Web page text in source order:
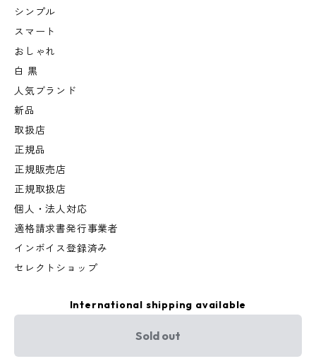
シンプル
スマート
おしゃれ
白 黒
人気ブランド
新品
取扱店
正規品
正規販売店
正規取扱店
個人・法人対応
適格請求書発行事業者
インボイス登録済み
セレクトショップ
International shipping available
Sold out